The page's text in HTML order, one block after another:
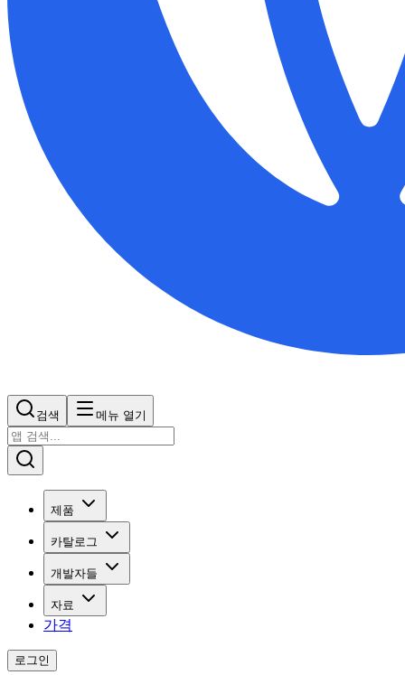
검색 메뉴 열기
제품
카탈로그
개발자들
자료
가격
로그인